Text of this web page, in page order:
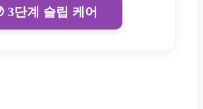
3단계 슬립 케어